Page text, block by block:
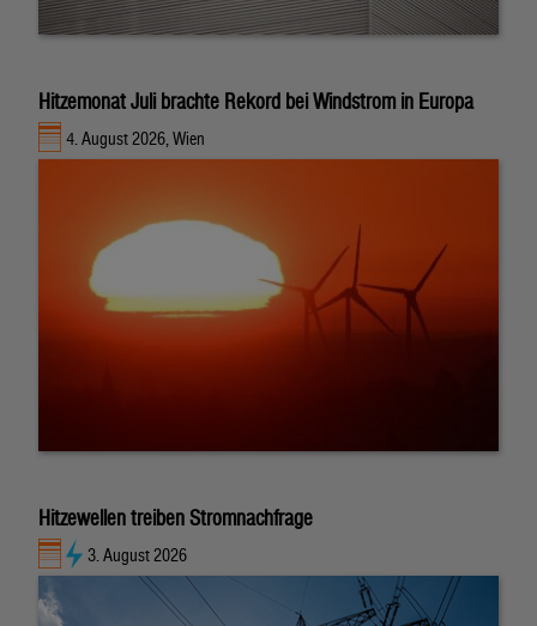
Hitzemonat Juli brachte Rekord bei Windstrom in Europa
4. August 2026, Wien
Hitzewellen treiben Stromnachfrage
3. August 2026